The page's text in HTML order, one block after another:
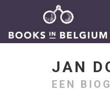
JAN
EEN